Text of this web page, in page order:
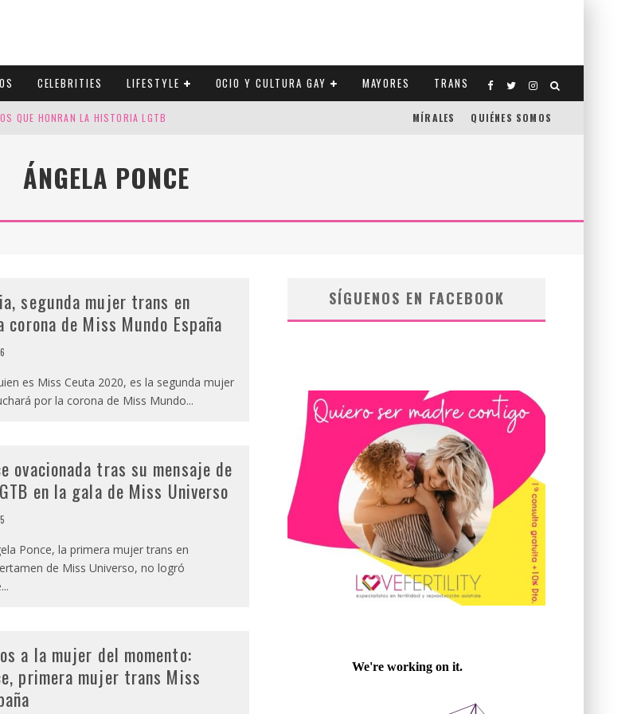
CELEBRITIES LIFESTYLE OCIO Y CULTURA GAY MAYORES TRANS
QUE HONRAN LA HISTORIA LGTB
EMERGENTE DE ESCORTS LGBTQ+ EN LA FRONTERA MÉXICO-ESTADOS UNIDOS
MÍRALES QUIÉNES SOMOS
ÁNGELA PONCE
segunda mujer trans en
de Miss Mundo España
es Miss Ceuta 2020, es la segunda mujer
por la corona de Miss Mundo...
ovacionada tras su mensaje de
en la gala de Miss Universo
Ponce, la primera mujer trans en
de Miss Universo, no logró
...
a la mujer del momento:
primera mujer trans Miss
SÍGUENOS EN FACEBOOK